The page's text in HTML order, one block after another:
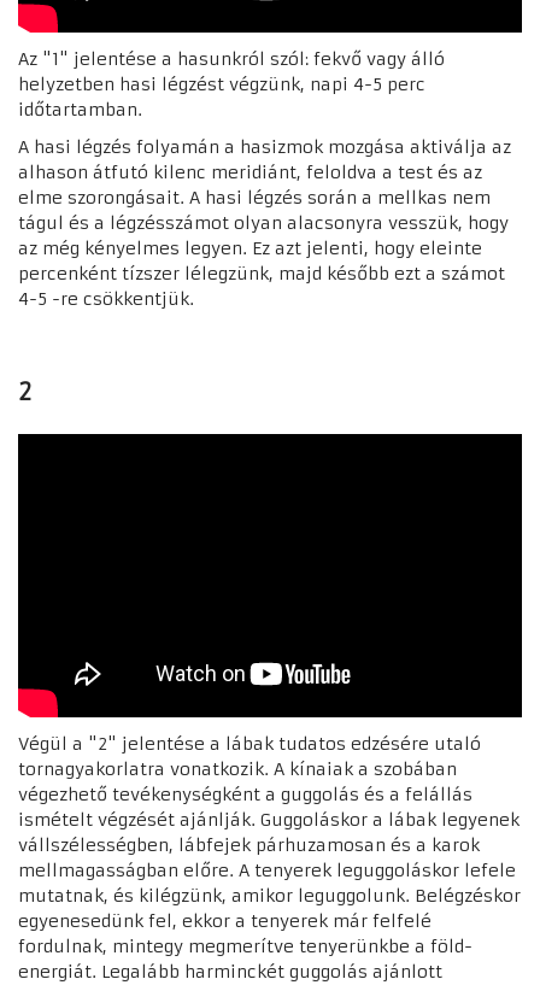
Az "1" jelentése a hasunkról szól: fekvő vagy álló
helyzetben hasi légzést végzünk, napi 4-5 perc
időtartamban.
A hasi légzés folyamán a hasizmok mozgása aktiválja az
alhason átfutó kilenc meridiánt, feloldva a test és az
elme szorongásait. A hasi légzés során a mellkas nem
tágul és a légzésszámot olyan alacsonyra vesszük, hogy
az még kényelmes legyen. Ez azt jelenti, hogy eleinte
percenként tízszer lélegzünk, majd később ezt a számot
4-5 -re csökkentjük.
2
Végül a "2" jelentése a lábak tudatos edzésére utaló
tornagyakorlatra vonatkozik. A kínaiak a szobában
végezhető tevékenységként a guggolás és a felállás
ismételt végzését ajánlják. Guggoláskor a lábak legyenek
vállszélességben, lábfejek párhuzamosan és a karok
mellmagasságban előre. A tenyerek leguggoláskor lefele
mutatnak, és kilégzünk, amikor leguggolunk. Belégzéskor
egyenesedünk fel, ekkor a tenyerek már felfelé
fordulnak, mintegy megmerítve tenyerünkbe a föld-
energiát. Legalább harminckét guggolás ajánlott